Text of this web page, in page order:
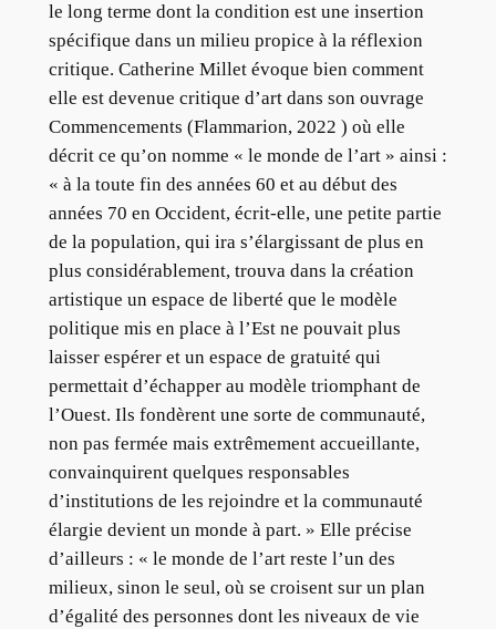
le long terme dont la condition est une insertion
spécifique dans un milieu propice à la réflexion
critique. Catherine Millet évoque bien comment
elle est devenue critique d’art dans son ouvrage
Commencements (Flammarion, 2022 ) où elle
décrit ce qu’on nomme « le monde de l’art » ainsi :
« à la toute fin des années 60 et au début des
années 70 en Occident, écrit-elle, une petite partie
de la population, qui ira s’élargissant de plus en
plus considérablement, trouva dans la création
artistique un espace de liberté que le modèle
politique mis en place à l’Est ne pouvait plus
laisser espérer et un espace de gratuité qui
permettait d’échapper au modèle triomphant de
l’Ouest. Ils fondèrent une sorte de communauté,
non pas fermée mais extrêmement accueillante,
convainquirent quelques responsables
d’institutions de les rejoindre et la communauté
élargie devient un monde à part. » Elle précise
d’ailleurs : « le monde de l’art reste l’un des
milieux, sinon le seul, où se croisent sur un plan
d’égalité des personnes dont les niveaux de vie